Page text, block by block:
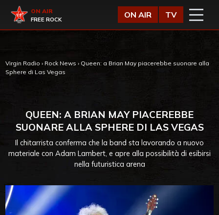
Virgin Radio
ON AIR
FREE ROCK
ON AIR TV
Virgin Radio › Rock News › Queen: a Brian May piacerebbe suonare alla
Sphere di Las Vegas
QUEEN: A BRIAN MAY PIACEREBBE
SUONARE ALLA SPHERE DI LAS VEGAS
Il chitarrista conferma che la band sta lavorando a nuovo
materiale con Adam Lambert, e apre alla possibilità di esibirsi
nella futuristica arena